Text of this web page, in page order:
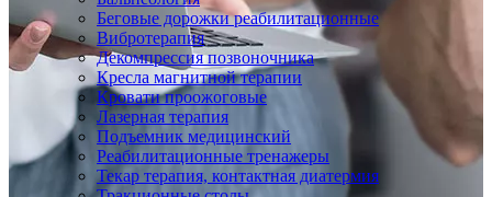
Беговые дорожки реабилитационные
Вибротерапия
Декомпрессия позвоночника
Кресла магнитной терапии
Кровати проожоговые
Лазерная терапия
Подъемник медицинский
Реабилитационные тренажеры
Текар терапия, контактная диатермия